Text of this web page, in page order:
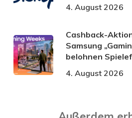
4. August 2026
Cashback-
Samsung
belohnen
4. August 2026